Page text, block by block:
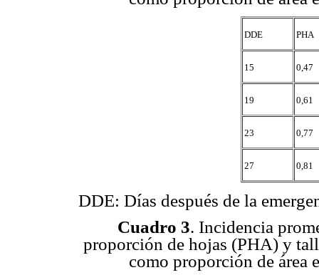
DDE PHA
15 0,47
19 0,61
23 0,77
27 0,81
DDE: Días después de la
Cuadro 3. Incidencia
proporción de hojas (PHA) y
como proporción de